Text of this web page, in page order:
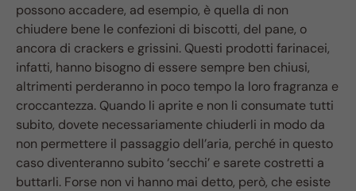
possono accadere, ad esempio, è quella di non
chiudere bene le confezioni di biscotti, del pane, o
ancora di crackers e grissini. Questi prodotti farinacei,
infatti, hanno bisogno di essere sempre ben chiusi,
altrimenti perderanno in poco tempo la loro fragranza e
croccantezza. Quando li aprite e non li consumate tutti
subito, dovete necessariamente chiuderli in modo da
non permettere il passaggio dell’aria, perché in questo
caso diventeranno subito ‘secchi’ e sarete costretti a
buttarli. Forse non vi hanno mai detto, però, che esiste